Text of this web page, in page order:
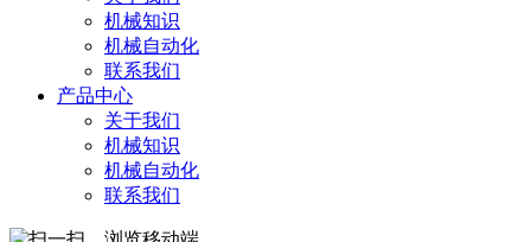
机械知识
机械自动化
联系我们
产品中心
关于我们
机械知识
机械自动化
联系我们